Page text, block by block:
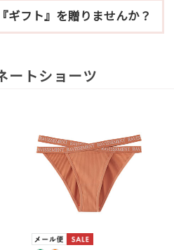
ギフト』を贈りませんか？
ートショーツ